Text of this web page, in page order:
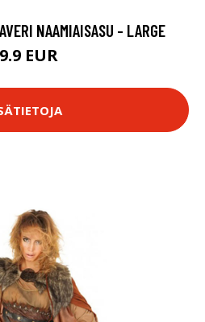
NAAMIAISASU - LARGE
EUR